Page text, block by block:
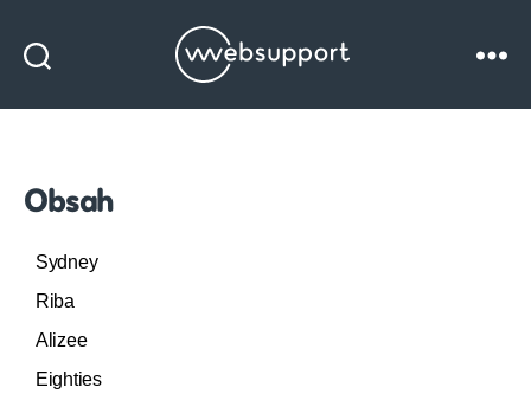
Websupport
Obsah
Sydney
Riba
Alizee
Eighties